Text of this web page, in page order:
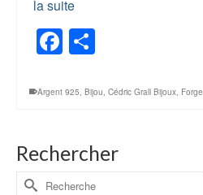
la suite
Facebook
Argent 925 Bijou Cédric Grall Bijoux Forge
Rechercher
Rechercher :